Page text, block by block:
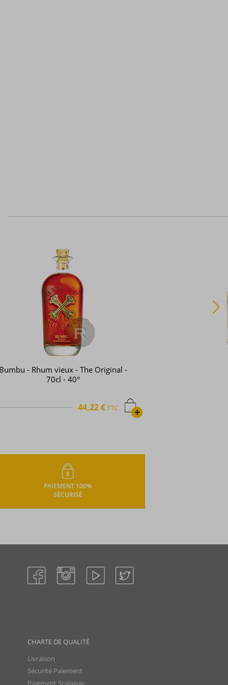
Bumbu - Rhum vieux - The Original -
70cl - 40°
+
44,22 €TTC
PAIEMENT 100%
SÉCURISÉ
CHARTE DE QUALITÉ
Livraison
Sécurité Paiement
Paiement Scalapay